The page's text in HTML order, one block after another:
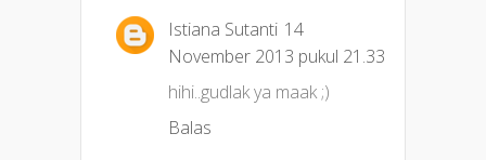
Istiana Sutanti 14
November 2013 pukul 21.33
hihi..gudlak ya maak ;)
Balas